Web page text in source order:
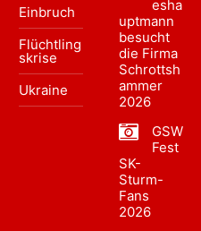
Einbruch
Flüchtling
skrise
Ukraine
esha
uptmann
besucht
die Firma
Schrottsh
ammer
2026
GSW
Fest
SK-
Sturm-
Fans
2026